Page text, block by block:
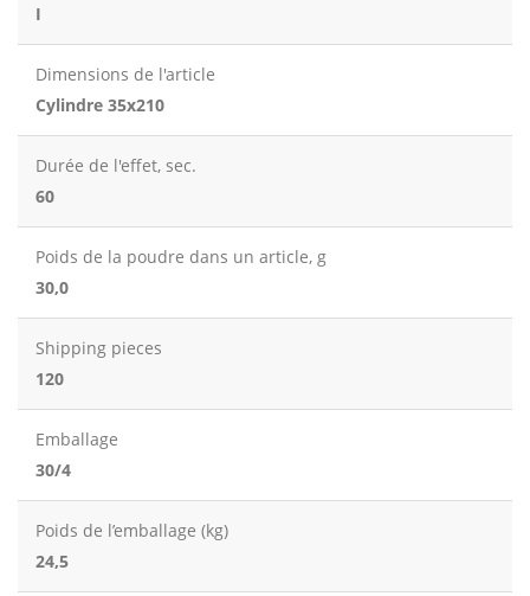
I
Dimensions de l'article
Cylindre 35x210
Durée de l'effet, sec.
60
Poids de la poudre dans un article, g
30,0
Shipping pieces
120
Emballage
30/4
Poids de l’emballage (kg)
24,5